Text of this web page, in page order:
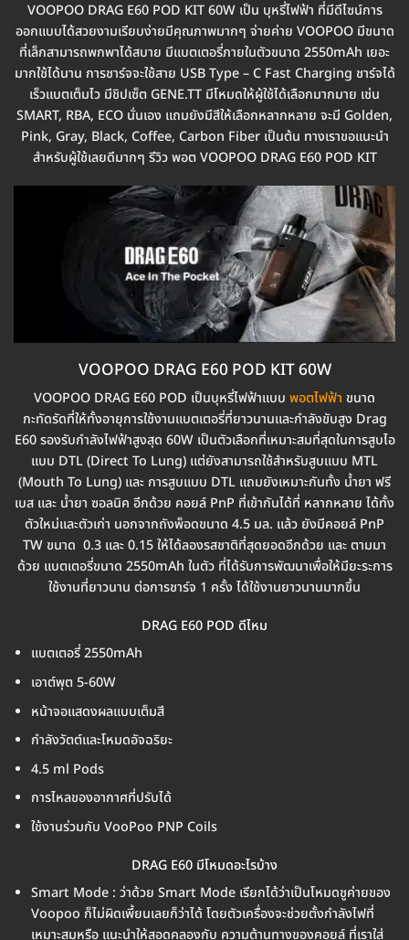
VOOPOO DRAG E60 POD KIT 60W เป็น บุหรี่ไฟฟ้า ที่มีดีไซน์การ
ออกแบบได้สวยงามเรียบง่ายมีคุณภาพมากๆ จ่ายค่าย VOOPOO มีขนาด
ที่เล็กสามารถพกพาได้สบาย มีแบตเตอรี่ภายในตัวขนาด 2550mAh เยอะ
มากใช้ได้นาน การชาร์จจะใช้สาย USB Type – C Fast Charging ชาร์จได้
เร็วแบตเต็มไว มีชิปเซ็ต GENE.TT มีโหมดให้ผู้ใช้ได้เลือกมากมาย เช่น
SMART, RBA, ECO นั่นเอง แถมยังมีสีให้เลือกหลากหลาย จะมี Golden,
Pink, Gray, Black, Coffee, Carbon Fiber เป็นต้น ทางเราขอแนะนำ
สำหรับผู้ใช้เลยดีมากๆ รีวิว พอต VOOPOO DRAG E60 POD KIT
VOOPOO DRAG E60 POD KIT 60W
VOOPOO DRAG E60 POD เป็นบุหรี่ไฟฟ้าแบบ พอตไฟฟ้า ขนาด
กะทัดรัดที่ให้ทั้งอายุการใช้งานแบตเตอรี่ที่ยาวนานและกำลังขับสูง Drag
E60 รองรับกำลังไฟฟ้าสูงสุด 60W เป็นตัวเลือกที่เหมาะสมที่สุดในการสูบไอ
แบบ DTL (Direct To Lung) แต่ยังสามารถใช้สำหรับสูบแบบ MTL
(Mouth To Lung) และ การสูบแบบ DTL แถมยังเหมาะกันทั้ง น้ำยา ฟรี
เบส และ น้ำยา ซอลนิค อีกด้วย คอยล์ PnP ที่เข้ากันได้ที่ หลากหลาย ได้ทั้ง
ตัวใหม่และตัวเก่า นอกจากถังพ็อดขนาด 4.5 มล. แล้ว ยังมีคอยล์ PnP
TW ขนาด 0.3 และ 0.15 ให้ได้ลองรสชาติที่สุดยอดอีกด้วย และ ตามมา
ด้วย แบตเตอรี่ขนาด 2550mAh ในตัว ที่ได้รับการพัฒนาเพื่อให้มียะระการ
ใช้งานที่ยาวนาน ต่อการชาร์จ 1 ครั้ง ได้ใช้งานยาวนานมากขึ้น
DRAG E60 POD ดีไหม
แบตเตอรี่ 2550mAh
เอาต์พุต 5-60W
หน้าจอแสดงผลแบบเต็มสี
กำลังวัตต์และโหมดอัจฉริยะ
4.5 ml Pods
การไหลของอากาศที่ปรับได้
ใช้งานร่วมกับ VooPoo PNP Coils
DRAG E60 มีโหมดอะไรบ้าง
Smart Mode : ว่าด้วย Smart Mode เรียกได้ว่าเป็นโหมดชูค่ายของ
Voopoo ก็ไม่ผิดเพี้ยนเลยก็ว่าได้ โดยตัวเครื่องจะช่วยตั้งกำลังไฟที่
เหมาะสมหรือ แนะนำให้สอดคลองกับ ความต้านทางของคอยล์ ที่เราใส่